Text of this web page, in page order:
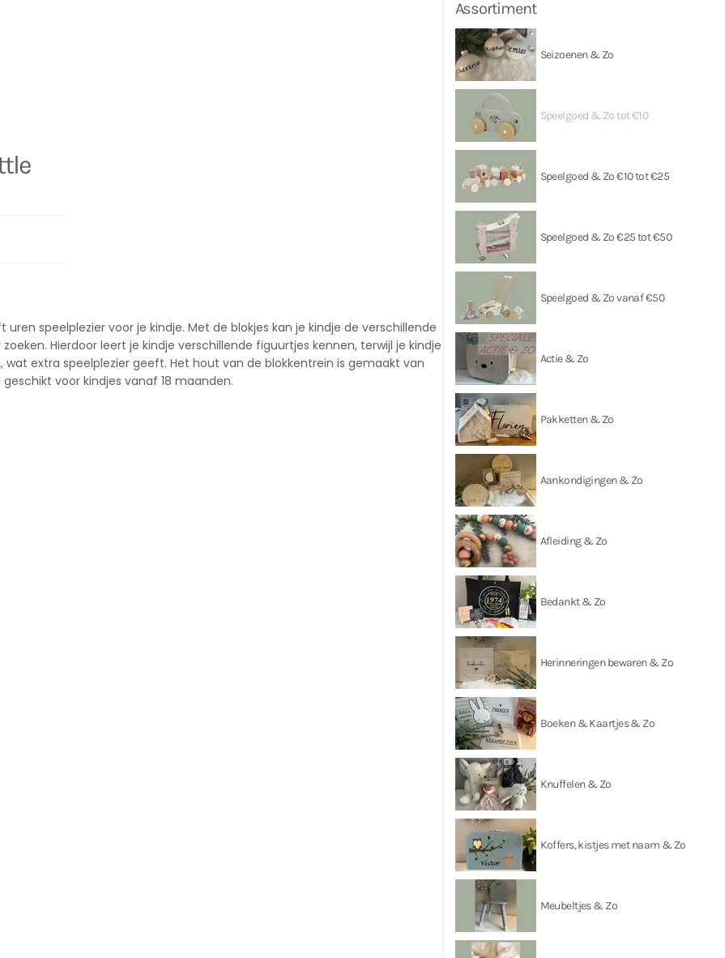
speelplezier voor je kindje. Met de blokjes kan je kindje de verschillende
Hierdoor leert je kindje verschillende figuurtjes kennen, terwijl je kindje
wat extra speelplezier geeft. Het hout van de blokkentrein is gemaakt van
voor kindjes vanaf 18 maanden.
Assortiment
Seizoenen & Zo
Speelgoed & Zo tot €10
Speelgoed & Zo €10 tot €25
Speelgoed & Zo €25 tot €50
Speelgoed & Zo vanaf €50
Actie & Zo
Pakketten & Zo
Aankondigingen & Zo
Afleiding & Zo
Bedankt & Zo
Herinneringen bewaren & Zo
Boeken & Kaartjes & Zo
Knuffelen & Zo
Koffers, kistjes met naam & Zo
Meubeltjes & Zo